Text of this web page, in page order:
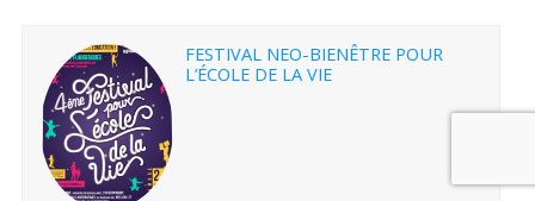
FESTIVAL NEO-BIENÊTRE POUR
L’ÉCOLE DE LA VIE